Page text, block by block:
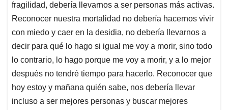
fragilidad, debería llevarnos a ser personas más activas.
Reconocer nuestra mortalidad no debería hacernos vivir
con miedo y caer en la desidia, no debería llevarnos a
decir para qué lo hago si igual me voy a morir, sino todo
lo contrario, lo hago porque me voy a morir, y a lo mejor
después no tendré tiempo para hacerlo. Reconocer que
hoy estoy y mañana quién sabe, nos debería llevar
incluso a ser mejores personas y buscar mejores